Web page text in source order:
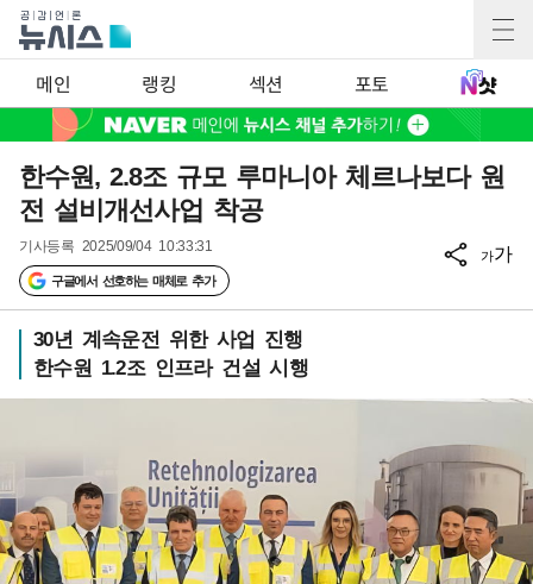
메인 랭킹 섹션 포토
한수원, 2.8조 규모 루마니아 체르나보다 원
전 설비개선사업 착공
기사등록 2025/09/04 10:33:31
구글에서 선호하는 매체로 추가
가가
30년 계속운전 위한 사업 진행
한수원 1.2조 인프라 건설 시행